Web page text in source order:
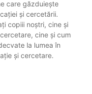
care găzduiește
și cercetării.
copiii noștri, cine și
cine și cum
la lumea în
și cercetare.